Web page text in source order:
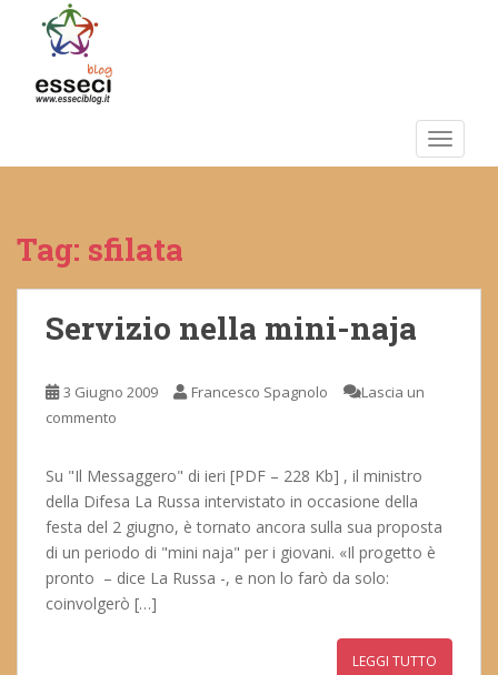
m
Tag: sfilata
Servizio nella mini-naja
3 Giugno 2009 Francesco Spagnolo
Lascia un
commento
Su "Il Messaggero" di ieri [PDF – 228 Kb] , il ministro
della Difesa La Russa intervistato in occasione della
festa del 2 giugno, è tornato ancora sulla sua proposta
di un periodo di "mini naja" per i giovani. «Il progetto è
pronto – dice La Russa -, e non lo farò da solo:
coinvolgerò […]
LEGGI TUTTO